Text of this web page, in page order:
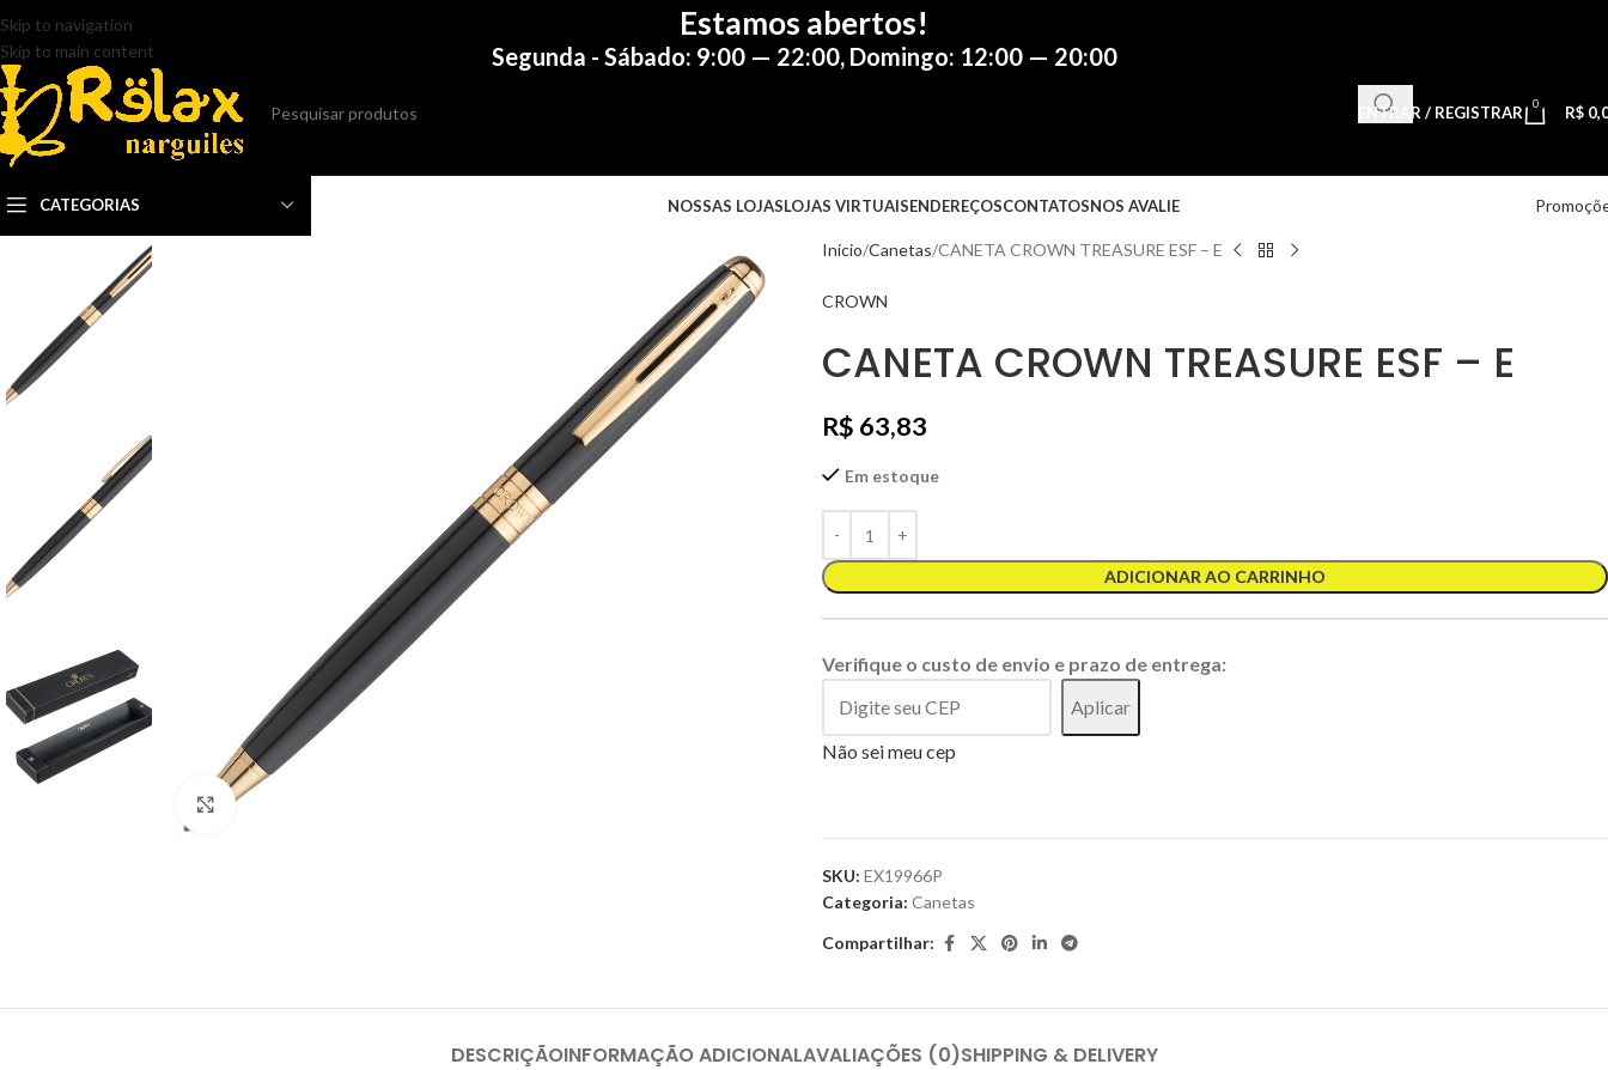
Skip to navigation
Skip to main content
Estamos abertos!
Segunda - Sábado: 9:00 — 22:00, Domingo: 12:00 — 20:00
ENTRAR / REGISTRAR 0 R$
CATEGORIAS NOSSAS LOJASLOJAS VIRTUAISENDEREÇOSCONTATOSNOS AVALIE
Clique para ampliar
Início Canetas CANETA CROWN TREASURE ESF – E
CROWN
CANETA CROWN TREASURE ESF – E
R$ 63,83
Em estoque
ADICIONAR AO CARRINHO
Verifique o custo de envio e prazo de entrega:
Aplicar
Não sei meu cep
SKU: EX19966P
Categoria: Canetas
Compartilhar:
DESCRIÇÃOINFORMAÇÃO ADICIONALAVALIAÇÕES (0)SHIPPING & DELIVERY